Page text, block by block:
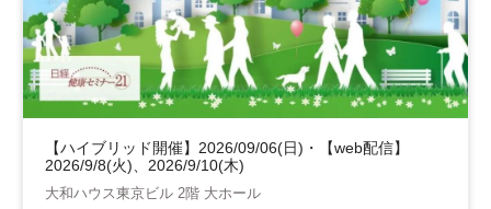
【ハイブリッド開催】2026/09/06(日)・【web配信】
2026/9/8(火)、2026/9/10(木)
大和ハウス東京ビル 2階 大ホール